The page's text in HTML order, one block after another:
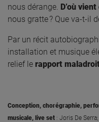
nous dérange. D’où
nous gratte ? Que va-t-il
Par un récit
installation et musique
relief le rapport
Conception, chorégraphie,
musicale, live set : Joris De Serra;